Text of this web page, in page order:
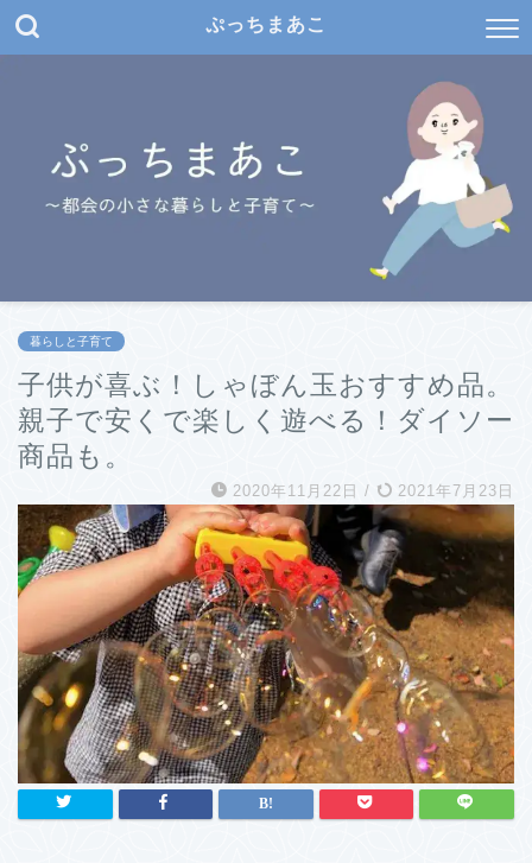
ぷっちまあこ
暮らしと子育て
子供が喜ぶ！しゃぼん玉おすすめ品。
親子で安くで楽しく遊べる！ダイソー
商品も。
2020年11月22日 / 2021年7月23日